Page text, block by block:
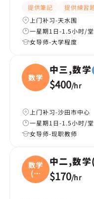
提供筆記 提供練習
上门补习-天水围
一星期1日-1.5小时/堂
女导师-大学程度
数学
中三,数学
$400/hr
上门补习-沙田市中心
一星期1日-1.5小时/堂
女导师-现职教师
数学
(中
二
中二,数
$170/hr